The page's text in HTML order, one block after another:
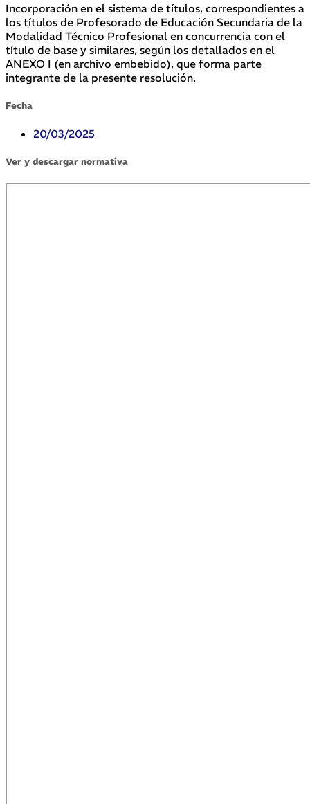
Incorporación en el sistema de títulos, correspondientes a
los títulos de Profesorado de Educación Secundaria de la
Modalidad Técnico Profesional en concurrencia con el
título de base y similares, según los detallados en el
ANEXO I (en archivo embebido), que forma parte
integrante de la presente resolución.
Fecha
20/03/2025
Ver y descargar normativa